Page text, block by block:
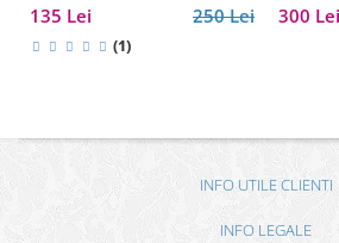
250 Lei
135 Lei
(1)
300 Lei
INFO UTILE CLIENTI
INFO LEGALE